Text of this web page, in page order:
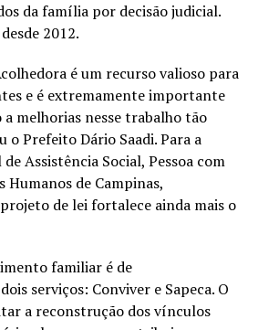
da família por decisão judicial.
2012.
é um recurso valioso para
e é extremamente importante
melhorias nesse trabalho tão
Prefeito Dário Saadi. Para a
Assistência Social, Pessoa com
Humanos de Campinas,
de lei fortalece ainda mais o
familiar é de
serviços: Conviver e Sapeca. O
a reconstrução dos vínculos